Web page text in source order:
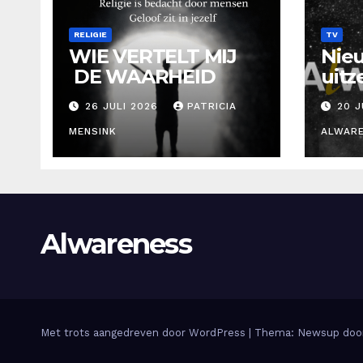
RELIGIE
WIE VERTELT MIJ
DE WAARHEID
26 JULI 2026 PATRICIA
MENSINK
TV
20
Alwareness
Met trots aangedreven door WordPress Thema: Newsup